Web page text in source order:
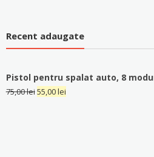
Recent adaugate
Pistol pentru spalat auto, 8
75,00lei55,00lei